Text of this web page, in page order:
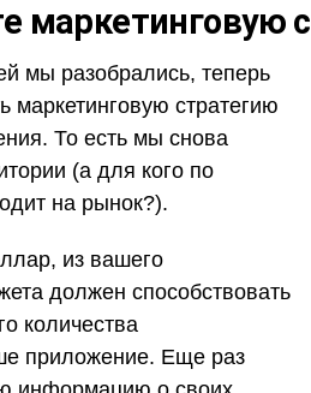
маркетинговую
мы разобрались, теперь
маркетинговую стратегию
То есть мы снова
(а для кого по
на рынок?).
из вашего
должен способствовать
количества
приложение. Еще раз